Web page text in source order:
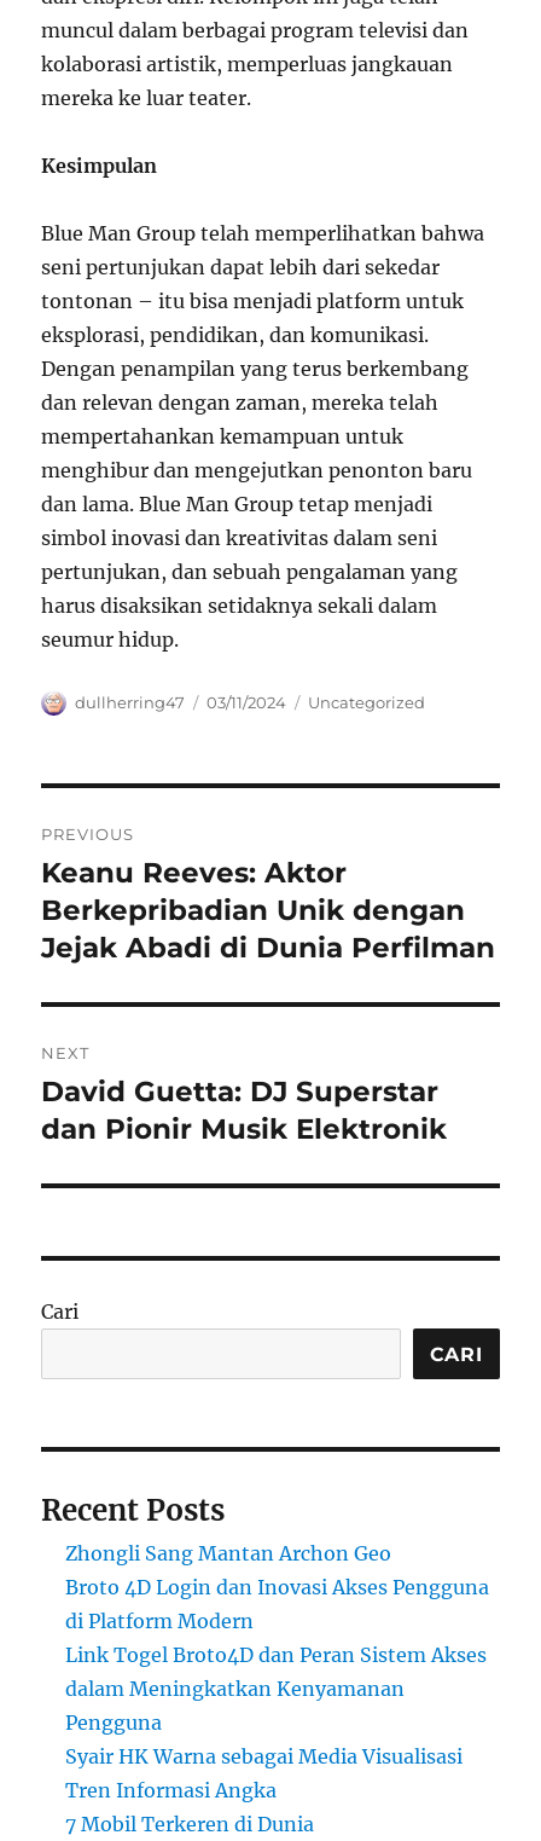
muncul dalam berbagai program televisi dan
kolaborasi artistik, memperluas jangkauan
mereka ke luar teater.
Kesimpulan
Blue Man Group telah memperlihatkan bahwa
seni pertunjukan dapat lebih dari sekedar
tontonan – itu bisa menjadi platform untuk
eksplorasi, pendidikan, dan komunikasi.
Dengan penampilan yang terus berkembang
dan relevan dengan zaman, mereka telah
mempertahankan kemampuan untuk
menghibur dan mengejutkan penonton baru
dan lama. Blue Man Group tetap menjadi
simbol inovasi dan kreativitas dalam seni
pertunjukan, dan sebuah pengalaman yang
harus disaksikan setidaknya sekali dalam
seumur hidup.
Author
dullherring47
Posted
03/11/2024 Categories
Uncategorized
pos
PREVIOUS
Previous
post:
Keanu Reeves: Aktor
Berkepribadian Unik dengan
Jejak Abadi di Dunia Perfilman
NEXT
Next
post:
David Guetta: DJ Superstar
dan Pionir Musik Elektronik
Cari
CARI
Recent Posts
Zhongli Sang Mantan Archon Geo
Broto 4D Login dan Inovasi Akses Pengguna
di Platform Modern
Link Togel Broto4D dan Peran Sistem Akses
dalam Meningkatkan Kenyamanan
Pengguna
Syair HK Warna sebagai Media Visualisasi
Tren Informasi Angka
7 Mobil Terkeren di Dunia